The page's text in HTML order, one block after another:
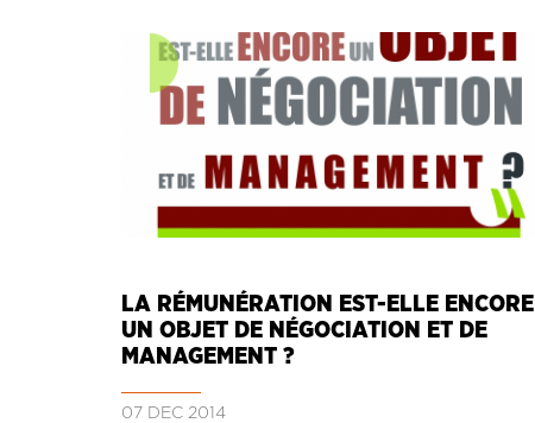
LA RÉMUNÉRATION EST-ELLE ENCORE
UN OBJET DE NÉGOCIATION ET DE
MANAGEMENT ?
07 DÉC 2014